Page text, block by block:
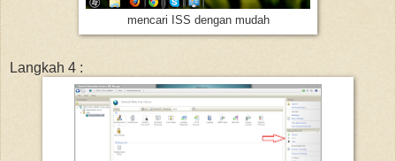
mencari ISS dengan mudah
Langkah 4 :